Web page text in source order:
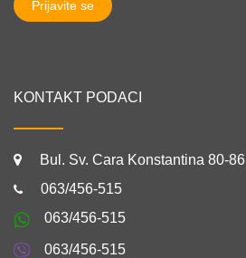
KONTAKT PODACI
Bul. Sv. Cara Konstantina 80-
063/456-515
063/456-515
063/456-515